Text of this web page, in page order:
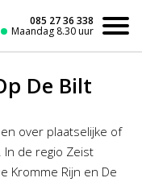
085 27 36 338
Maandag 8.30 uur
De Bilt
over plaatselijke of
de regio Zeist
Kromme Rijn en De